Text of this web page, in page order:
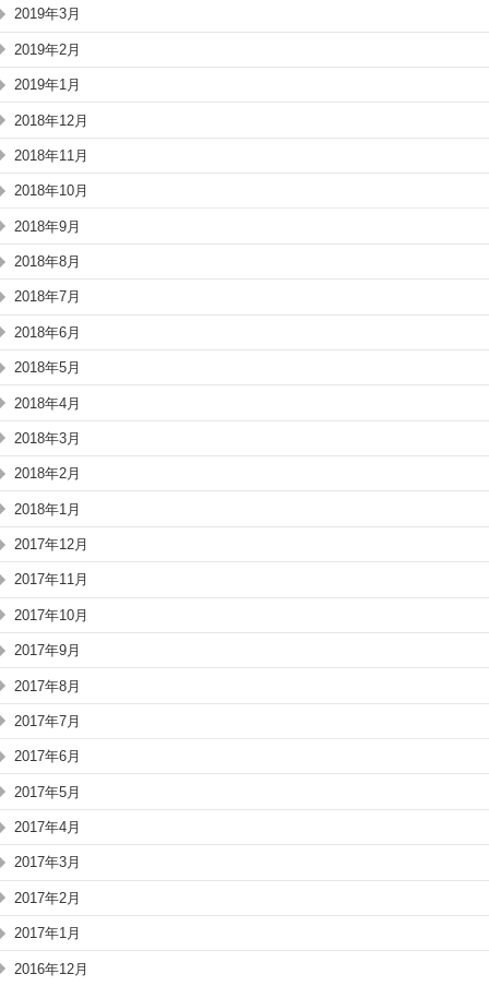
2019年3月
2019年2月
2019年1月
2018年12月
2018年11月
2018年10月
2018年9月
2018年8月
2018年7月
2018年6月
2018年5月
2018年4月
2018年3月
2018年2月
2018年1月
2017年12月
2017年11月
2017年10月
2017年9月
2017年8月
2017年7月
2017年6月
2017年5月
2017年4月
2017年3月
2017年2月
2017年1月
2016年12月